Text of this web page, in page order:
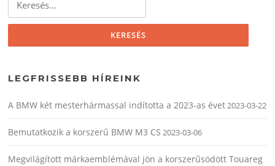
LEGFRISSEBB HÍREINK
A BMW két mesterhármassal indította a 2023-as évet2023-03-22
Bemutatkozik a korszerű BMW M3 CS 2023-03-06
Megvilágított márkaemblémával jön a korszerűsödött Touareg